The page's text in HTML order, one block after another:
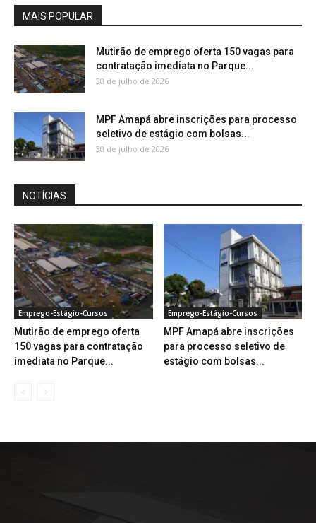
MAIS POPULAR
Mutirão de emprego oferta 150 vagas para
contratação imediata no Parque...
30 de julho de 2026
MPF Amapá abre inscrições para processo
seletivo de estágio com bolsas...
30 de julho de 2026
NOTÍCIAS
Emprego-Estágio-Cursos
Mutirão de emprego oferta
150 vagas para contratação
imediata no Parque...
Emprego-Estágio-Cursos
MPF Amapá abre inscrições
para processo seletivo de
estágio com bolsas...